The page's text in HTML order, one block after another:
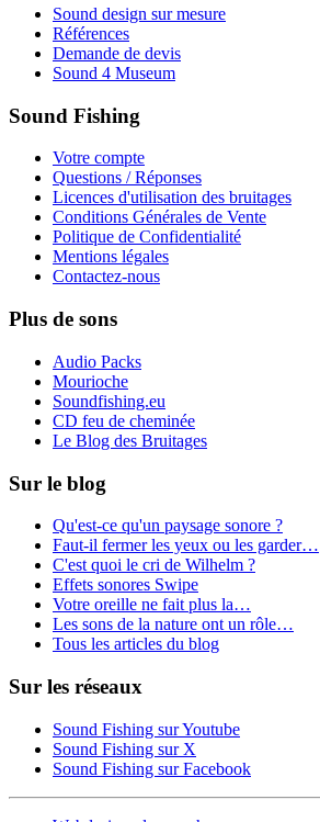
Sound design sur mesure
Références
Demande de devis
Sound 4 Museum
Sound Fishing
Votre compte
Questions / Réponses
Licences d'utilisation des bruitages
Conditions Générales de Vente
Politique de Confidentialité
Mentions légales
Contactez-nous
Plus de sons
Audio Packs
Mourioche
Soundfishing.eu
CD feu de cheminée
Le Blog des Bruitages
Sur le blog
Qu'est-ce qu'un paysage sonore ?
Faut-il fermer les yeux ou les garder…
C'est quoi le cri de Wilhelm ?
Effets sonores Swipe
Votre oreille ne fait plus la…
Les sons de la nature ont un rôle…
Tous les articles du blog
Sur les réseaux
Sound Fishing sur Youtube
Sound Fishing sur X
Sound Fishing sur Facebook